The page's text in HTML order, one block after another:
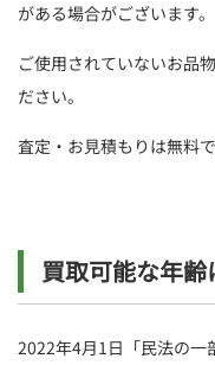
がある場合がございます。
ご使用されていないお品
ださい。
査定・お見積もりは無料
買取可能な年齢
2022年4月1日「民法の一